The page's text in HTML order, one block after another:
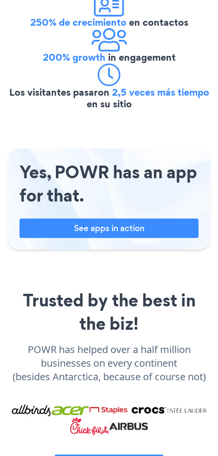
250% de crecimientoen contactos
200% growth in engagement
Los visitantes pasaron 2,5 veces más tiempo
en su sitio
Yes, POWR has an app
for that.
See apps in action
Trusted by the best in
the biz!
POWR has helped over a half million
businesses on every continent
(besides Antarctica, because of course not)